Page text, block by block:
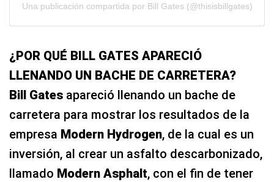
Una publicación compartida por Bill Gates (@thisisbillgates)
¿POR QUÉ BILL GATES APARECIÓ
LLENANDO UN BACHE DE CARRETERA?
Bill Gates apareció llenando un bache de
carretera para mostrar los resultados de la
empresa Modern Hydrogen, de la cual es un
inversión, al crear un asfalto descarbonizado,
llamado Modern Asphalt, con el fin de tener